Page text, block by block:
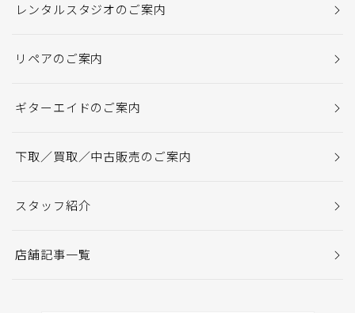
レンタルスタジオのご案内
リペアのご案内
ギターエイドのご案内
下取／買取／中古販売のご案内
スタッフ紹介
店舗記事一覧